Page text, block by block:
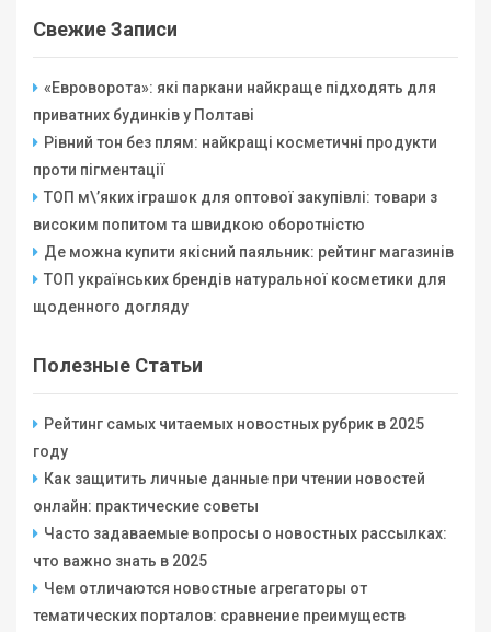
Свежие Записи
«Евроворота»: які паркани найкраще підходять для
приватних будинків у Полтаві
Рівний тон без плям: найкращі косметичні продукти
проти пігментації
ТОП м\’яких іграшок для оптової закупівлі: товари з
високим попитом та швидкою оборотністю
Де можна купити якісний паяльник: рейтинг магазинів
ТОП українських брендів натуральної косметики для
щоденного догляду
Полезные Статьи
Рейтинг самых читаемых новостных рубрик в 2025
году
Как защитить личные данные при чтении новостей
онлайн: практические советы
Часто задаваемые вопросы о новостных рассылках:
что важно знать в 2025
Чем отличаются новостные агрегаторы от
тематических порталов: сравнение преимуществ